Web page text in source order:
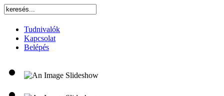
Tudnivalók
Kapcsolat
Belépés